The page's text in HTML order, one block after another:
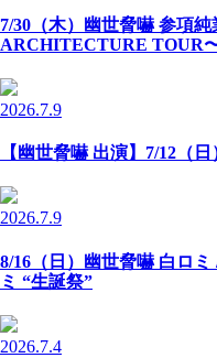
7/30（木）幽世脅嚇 参項
ARCHITECTURE TOUR
2026.7.9
【幽世脅嚇 出演】7/12（
2026.7.9
8/16（日）幽世脅嚇 白ロミ
ミ “生誕祭”
2026.7.4